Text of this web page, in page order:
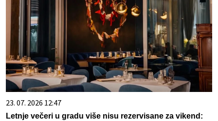
23. 07. 2026 12:47
Letnje večeri u gradu više nisu rezervisane za vikend: